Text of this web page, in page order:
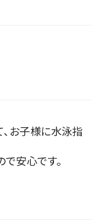
お子様に水泳指
安心です。